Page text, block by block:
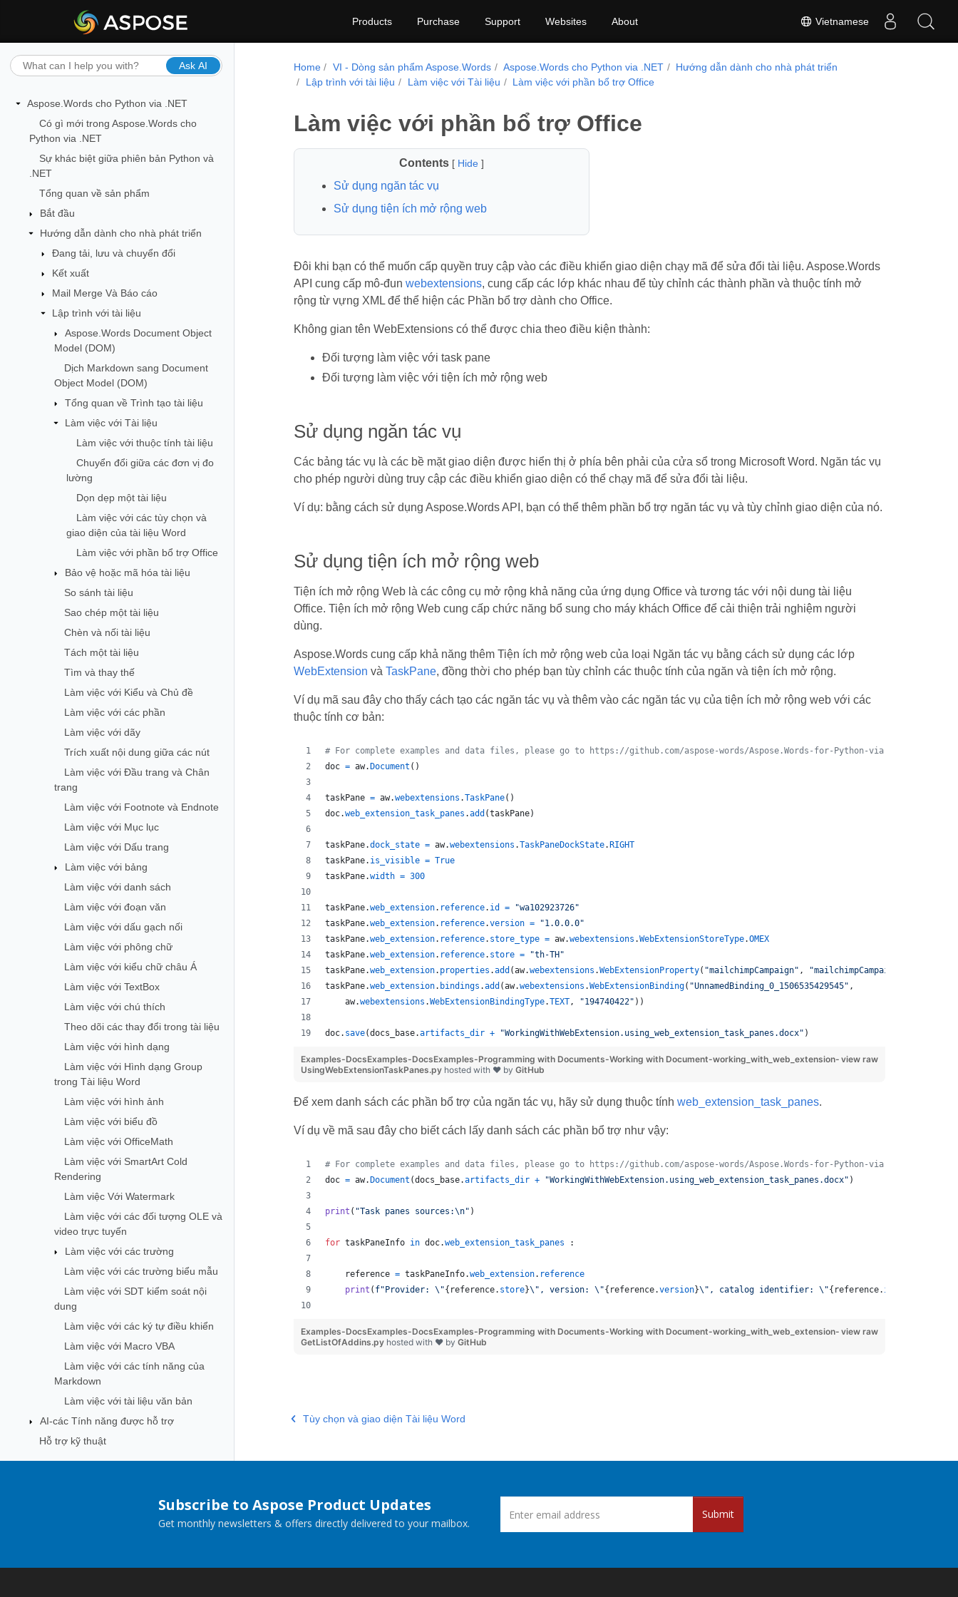
Vietnamese
Products Purchase Support Websites About
Ask AI
Aspose.Words cho Python via .NET
Có gì mới trong Aspose.Words cho
Python via .NET
Sự khác biệt giữa phiên bản Python và
.NET
Tổng quan về sản phẩm
Bắt đầu
Hướng dẫn dành cho nhà phát triển
Đang tải, lưu và chuyển đổi
Kết xuất
Mail Merge Và Báo cáo
Lập trình với tài liệu
Aspose.Words Document Object
Model (DOM)
Dịch Markdown sang Document
Object Model (DOM)
Tổng quan về Trình tạo tài liệu
Làm việc với Tài liệu
Làm việc với thuộc tính tài liệu
Chuyển đổi giữa các đơn vị đo
lường
Dọn dẹp một tài liệu
Làm việc với các tùy chọn và
giao diện của tài liệu Word
Làm việc với phần bổ trợ Office
Bảo vệ hoặc mã hóa tài liệu
So sánh tài liệu
Sao chép một tài liệu
Chèn và nối tài liệu
Tách một tài liệu
Tìm và thay thế
Làm việc với Kiểu và Chủ đề
Làm việc với các phần
Làm việc với dãy
Trích xuất nội dung giữa các nút
Làm việc với Đầu trang và Chân
trang
Làm việc với Footnote và Endnote
Làm việc với Mục lục
Làm việc với Dấu trang
Làm việc với bảng
Làm việc với danh sách
Làm việc với đoạn văn
Làm việc với dấu gạch nối
Làm việc với phông chữ
Làm việc với kiểu chữ châu Á
Làm việc với TextBox
Làm việc với chú thích
Theo dõi các thay đổi trong tài liệu
Làm việc với hình dạng
Làm việc với Hình dạng Group
trong Tài liệu Word
Làm việc với hình ảnh
Làm việc với biểu đồ
Làm việc với OfficeMath
Làm việc với SmartArt Cold
Rendering
Làm việc Với Watermark
Làm việc với các đối tượng OLE và
video trực tuyến
Làm việc với các trường
Làm việc với các trường biểu mẫu
Làm việc với SDT kiểm soát nội
dung
Làm việc với các ký tự điều khiển
Làm việc với Macro VBA
Làm việc với các tính năng của
Markdown
Làm việc với tài liệu văn bản
AI-các Tính năng được hỗ trợ
Hỗ trợ kỹ thuật
Home VI - Dòng sản phẩm Aspose.Words Aspose.Words cho Python via .NET
Hướng dẫn dành cho nhà phát triển
Lập trình với tài liệu
Làm việc với Tài liệu Làm việc với phần bổ trợ Office
Làm việc với phần bổ trợ Office
Contents[ Hide ]
Sử dụng ngăn tác vụ
Sử dụng tiện ích mở rộng web
Đôi khi bạn có thể muốn cấp quyền truy cập vào các điều khiển giao diện chạy mã để sửa đổi tài liệu. Aspose.Words
API cung cấp mô-đun webextensions, cung cấp các lớp khác nhau để tùy chỉnh các thành phần và thuộc tính mở
rộng từ vựng XML để thể hiện các Phần bổ trợ dành cho Office.
Không gian tên WebExtensions có thể được chia theo điều kiện thành:
Đối tượng làm việc với task pane
Đối tượng làm việc với tiện ích mở rộng web
Sử dụng ngăn tác vụ
Các bảng tác vụ là các bề mặt giao diện được hiển thị ở phía bên phải của cửa sổ trong Microsoft Word. Ngăn tác vụ
cho phép người dùng truy cập các điều khiển giao diện có thể chạy mã để sửa đổi tài liệu.
Ví dụ: bằng cách sử dụng Aspose.Words API, bạn có thể thêm phần bổ trợ ngăn tác vụ và tùy chỉnh giao diện của nó.
Sử dụng tiện ích mở rộng web
Tiện ích mở rộng Web là các công cụ mở rộng khả năng của ứng dụng Office và tương tác với nội dung tài liệu
Office. Tiện ích mở rộng Web cung cấp chức năng bổ sung cho máy khách Office để cải thiện trải nghiệm người
dùng.
Aspose.Words cung cấp khả năng thêm Tiện ích mở rộng web của loại Ngăn tác vụ bằng cách sử dụng các lớp
WebExtension và TaskPane, đồng thời cho phép bạn tùy chỉnh các thuộc tính của ngăn và tiện ích mở rộng.
Ví dụ mã sau đây cho thấy cách tạo các ngăn tác vụ và thêm vào các ngăn tác vụ của tiện ích mở rộng web với các
thuộc tính cơ bản:
# For complete examples and data files, please go to https://github.com/aspose-words/Aspose.Words-for-Python-via-.NET
doc = aw. Document ()
taskPane = aw.webextensions .TaskPane()
doc.web_extension_task_panes .add (taskPane)
taskPane.dock_state = aw.webextensions .TaskPaneDockState. RIGHT
taskPane. is_visible = True
taskPane.width = 300
taskPane.web_extension. reference. id =
"wa102923726"
taskPane.web_extension. reference.version =
"1.0.0.0"
taskPane.web_extension. reference. store_type = aw.webextensions .WebExtensionStoreType.OMEX
taskPane.web_extension. reference. store =
"th-TH"
taskPane.web_extension. properties .add (aw.webextensions .WebExtensionProperty( "mailchimpCampaign" , "mailchimpCampaign"
taskPane.web_extension. bindings .add (aw.webextensions .WebExtensionBinding( "UnnamedBinding_0_1506535429545" ,
aw.webextensions .WebExtensionBindingType.TEXT, "194740422" ))
doc. save(docs_base.artifacts_dir + "WorkingWithWebExtension.using_web_extension_task_panes.docx" )
view raw
Examples-DocsExamples-DocsExamples-Programming with Documents-Working with Document-working_with_web_extension-
UsingWebExtensionTaskPanes.py hosted with ❤ by GitHub
Để xem danh sách các phần bổ trợ của ngăn tác vụ, hãy sử dụng thuộc tính web_extension_task_panes.
Ví dụ về mã sau đây cho biết cách lấy danh sách các phần bổ trợ như vậy:
# For complete examples and data files, please go to https://github.com/aspose-words/Aspose.Words-for-Python-via-.NET
doc = aw. Document (docs_base.artifacts_dir + "WorkingWithWebExtension.using_web_extension_task_panes.docx" )
print ( "Task panes sources:\n" )
for taskPaneInfo in doc.web_extension_task_panes :
reference = taskPaneInfo.web_extension. reference
print ( f"Provider: \"{ reference. store}\" , version: \"{ reference.version}\" , catalog identifier: \"{ reference. id
view raw
Examples-DocsExamples-DocsExamples-Programming with Documents-Working with Document-working_with_web_extension-
GetListOfAddins.py hosted with ❤ by GitHub
Tùy chọn và giao diện Tài liệu Word
Subscribe to Aspose Product Updates
Get monthly newsletters & offers directly delivered to your mailbox.
Submit